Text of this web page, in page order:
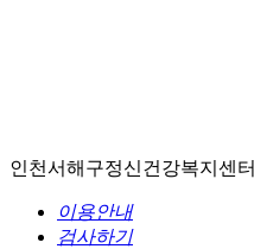
인천서해구정신건강복지센
이용안내
검사하기